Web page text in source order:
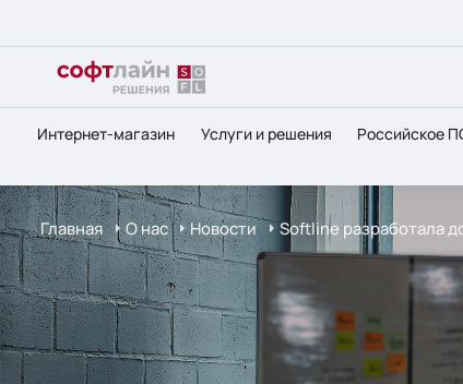
Интернет-магазин Услуги и решения Российское
Главная О нас Новости Softline разработала